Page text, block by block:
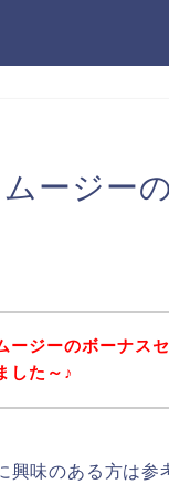
ージー
ージーのボーナス
した～♪
味のある方は参